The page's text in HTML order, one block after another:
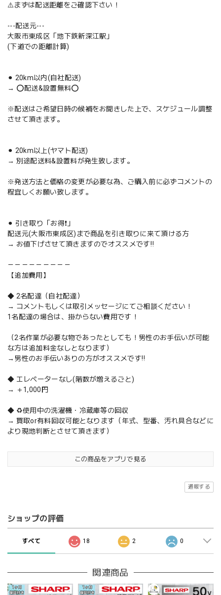
⚠️まずは配送距離をご確認下さい！
---配送元---
大阪市東成区「地下鉄新深江駅」
(下道での距離計算)
⚫︎ 20km以内(自社配送)
→ ⭕️配送&設置無料⭕️
※配送はご希望日時の候補をお聞きした上で、スケジュール調整
させて頂きます。
⚫︎ 20km以上(ヤマト配送)
→ 別途配送料&設置料が発生致します。
※発送方法と価格の変更が必要な為、ご購入前に必ずコメントの
程宜しくお願い致します。
⚫︎ 引き取り「お得❗️」
配送元(大阪市東成区)まで商品を引き取りに来て頂ける方
→ お値下げさせて頂きますのでオススメです‼️
－－－－－－－－－
【追加費用】
◆ 2名配達（自社配達）
→ コメントもしくは取引メッセージにてご相談ください！
1名配達の場合は、掛からない費用です！
（2名作業が必要な物であったとしても！男性のお手伝いが可能
な方は追加料金なしとなります）
→男性のお手伝いありの方がオススメです‼️
◆ エレベーターなし(階数が増えるごと)
→ ＋1,000円
◆ ♻️使用中の洗濯機・冷蔵庫等の回収
→ 買取or有料回収可能となります（年式、型番、汚れ具合などに
より現地判断とさせて頂きます）
この商品をアプリで見る
通報する
ショップの評価
すべて 18 2 0
関連商品